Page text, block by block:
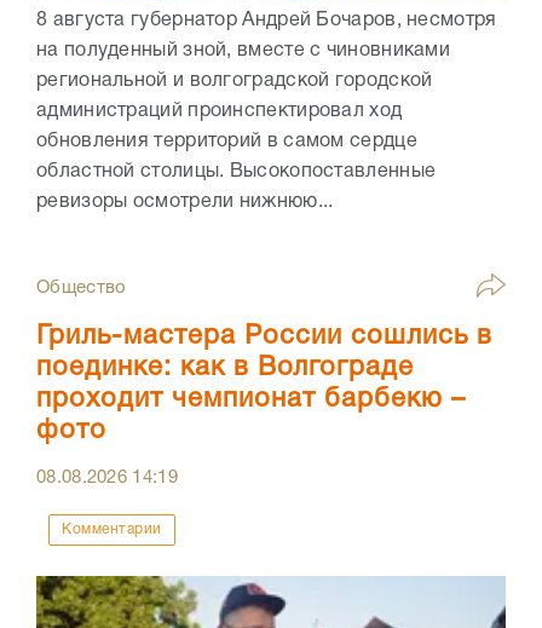
8 августа губернатор Андрей Бочаров, несмотря
на полуденный зной, вместе с чиновниками
региональной и волгоградской городской
администраций проинспектировал ход
обновления территорий в самом сердце
областной столицы. Высокопоставленные
ревизоры осмотрели нижнюю...
Общество
Гриль-мастера России сошлись в
поединке: как в Волгограде
проходит чемпионат барбекю –
фото
08.08.2026 14:19
Комментарии